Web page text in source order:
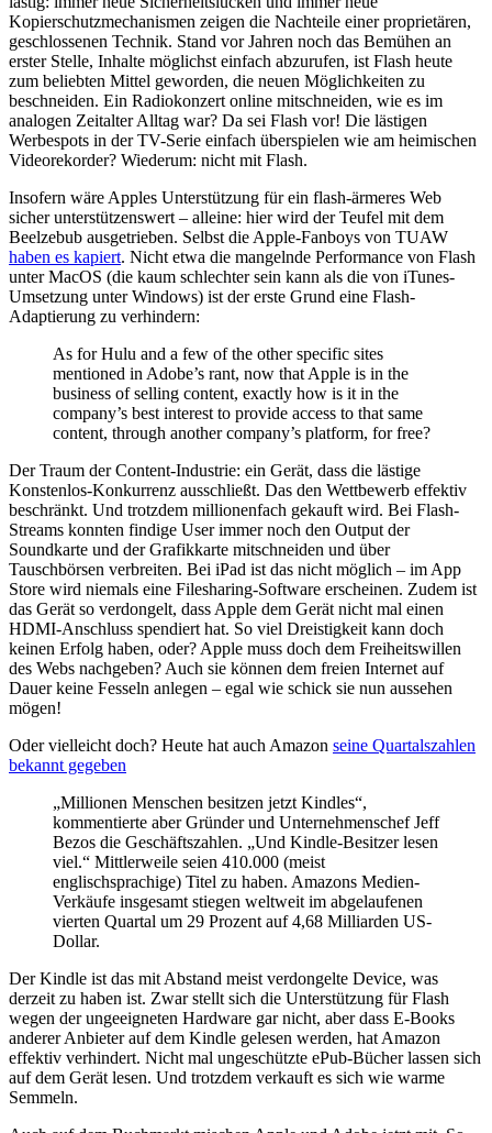
Kopierschutzmechanismen zeigen die Nachteile einer proprietären,
geschlossenen Technik. Stand vor Jahren noch das Bemühen an
erster Stelle, Inhalte möglichst einfach abzurufen, ist Flash heute
zum beliebten Mittel geworden, die neuen Möglichkeiten zu
beschneiden. Ein Radiokonzert online mitschneiden, wie es im
analogen Zeitalter Alltag war? Da sei Flash vor! Die lästigen
Werbespots in der TV-Serie einfach überspielen wie am heimischen
Videorekorder? Wiederum: nicht mit Flash.
Insofern wäre Apples Unterstützung für ein flash-ärmeres Web
sicher unterstützenswert – alleine: hier wird der Teufel mit dem
Beelzebub ausgetrieben. Selbst die Apple-Fanboys von TUAW
haben es kapiert. Nicht etwa die mangelnde Performance von Flash
unter MacOS (die kaum schlechter sein kann als die von iTunes-
Umsetzung unter Windows) ist der erste Grund eine Flash-
Adaptierung zu verhindern:
As for Hulu and a few of the other specific sites
mentioned in Adobe’s rant, now that Apple is in the
business of selling content, exactly how is it in the
company’s best interest to provide access to that same
content, through another company’s platform, for free?
Der Traum der Content-Industrie: ein Gerät, dass die lästige
Konstenlos-Konkurrenz ausschließt. Das den Wettbewerb effektiv
beschränkt. Und trotzdem millionenfach gekauft wird. Bei Flash-
Streams konnten findige User immer noch den Output der
Soundkarte und der Grafikkarte mitschneiden und über
Tauschbörsen verbreiten. Bei iPad ist das nicht möglich – im App
Store wird niemals eine Filesharing-Software erscheinen. Zudem ist
das Gerät so verdongelt, dass Apple dem Gerät nicht mal einen
HDMI-Anschluss spendiert hat. So viel Dreistigkeit kann doch
keinen Erfolg haben, oder? Apple muss doch dem Freiheitswillen
des Webs nachgeben? Auch sie können dem freien Internet auf
Dauer keine Fesseln anlegen – egal wie schick sie nun aussehen
mögen!
Oder vielleicht doch? Heute hat auch Amazon seine Quartalszahlen
bekannt gegeben
„Millionen Menschen besitzen jetzt Kindles“,
kommentierte aber Gründer und Unternehmenschef Jeff
Bezos die Geschäftszahlen. „Und Kindle-Besitzer lesen
viel.“ Mittlerweile seien 410.000 (meist
englischsprachige) Titel zu haben. Amazons Medien-
Verkäufe insgesamt stiegen weltweit im abgelaufenen
vierten Quartal um 29 Prozent auf 4,68 Milliarden US-
Dollar.
Der Kindle ist das mit Abstand meist verdongelte Device, was
derzeit zu haben ist. Zwar stellt sich die Unterstützung für Flash
wegen der ungeeigneten Hardware gar nicht, aber dass E-Books
anderer Anbieter auf dem Kindle gelesen werden, hat Amazon
effektiv verhindert. Nicht mal ungeschützte ePub-Bücher lassen sich
auf dem Gerät lesen. Und trotzdem verkauft es sich wie warme
Semmeln.